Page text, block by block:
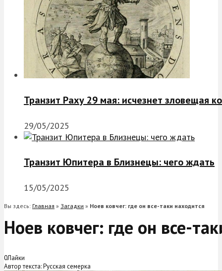
Транзит Раху 29 мая: исчезнет зловещая
29/05/2025
Транзит Юпитера в Близнецы: чего ждать
15/05/2025
Вы здесь: Главная » Загадки » Ноев ковчег: где он все-таки находится
Ноев ковчег: где он все-
0Лайки
Автор текста: Русская семерка